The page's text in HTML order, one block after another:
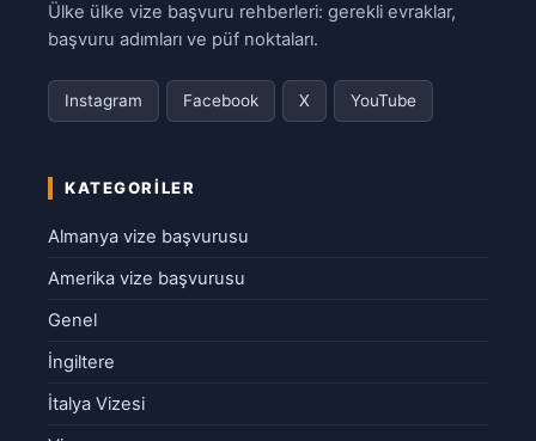
Ülke ülke vize başvuru rehberleri: gerekli evraklar,
başvuru adımları ve püf noktaları.
Instagram Facebook X YouTube
KATEGORILER
Almanya vize başvurusu
Amerika vize başvurusu
Genel
İngiltere
İtalya Vizesi